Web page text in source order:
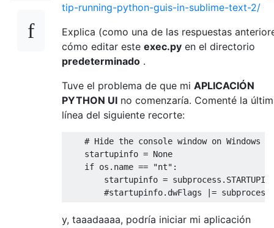
tip-running-python-guis-in-sublime-text-2/
Explica (como una de las respuestas
cómo editar este exec.py en el directorio
predeterminado .
Tuve el problema de que mi APLICACIÓN
PYTHON UI no comenzaría. Comenté la
línea del siguiente recorte:
# Hide the console window on Windows
    startupinfo
= None
if os . name == "nt" :
        startupinfo
= subprocess .
#startupinfo.dwFlags |=
y, taaadaaaa, podría iniciar mi aplicación